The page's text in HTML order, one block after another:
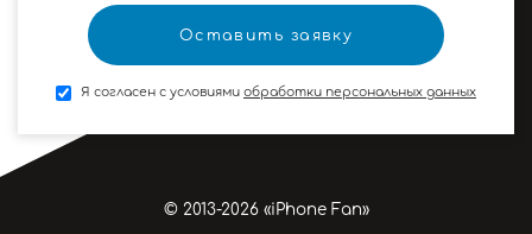
Я согласен с условиями обработки персональных данных
© 2013-2026 «iPhone Fan»